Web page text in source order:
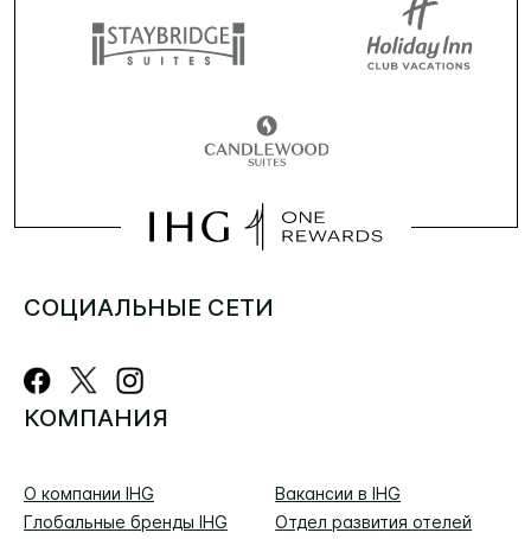
СОЦИАЛЬНЫЕ СЕТИ
КОМПАНИЯ
О компании IHG
Вакансии в IHG
Глобальные бренды IHG
Отдел развития отелей